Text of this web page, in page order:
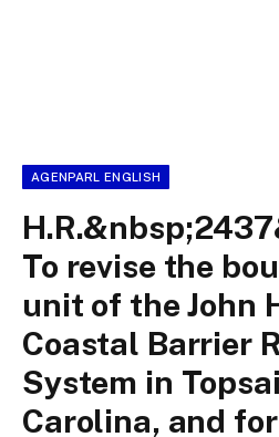
AGENPARL ENGLISH
To revise the
unit of the John
Coastal Barrier
System in
Carolina, and